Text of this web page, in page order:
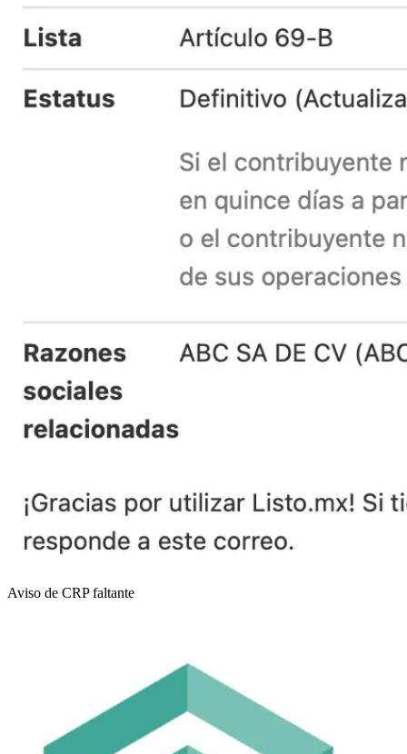
Aviso de CRP faltante